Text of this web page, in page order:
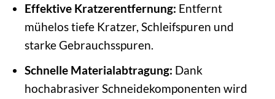
Effektive Kratzerentfernung: Entfernt
mühelos tiefe Kratzer, Schleifspuren und
starke Gebrauchsspuren.
Schnelle Materialabtragung: Dank
hochabrasiver Schneidekomponenten wird